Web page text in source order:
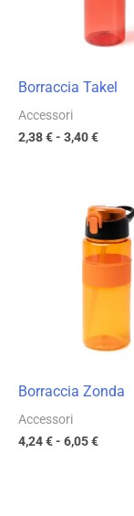
Borraccia Takel
Accessori
2,38€- 3,40€
Borraccia Zonda
Accessori
4,24€- 6,05€
di
prezzo:
da
4,24 €
6,05 €